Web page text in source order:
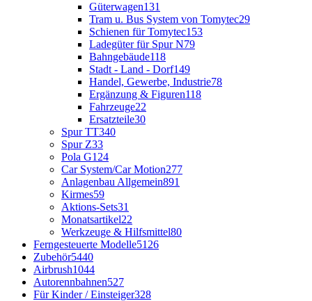
Güterwagen131
Tram u. Bus System von Tomytec29
Schienen für Tomytec153
Ladegüter für Spur N79
Bahngebäude118
Stadt - Land - Dorf149
Handel, Gewerbe, Industrie78
Ergänzung & Figuren118
Fahrzeuge22
Ersatzteile30
Spur TT340
Spur Z33
Pola G124
Car System/Car Motion277
Anlagenbau Allgemein891
Kirmes59
Aktions-Sets31
Monatsartikel22
Werkzeuge & Hilfsmittel80
Ferngesteuerte Modelle5126
Zubehör5440
Airbrush1044
Autorennbahnen527
Für Kinder / Einsteiger328